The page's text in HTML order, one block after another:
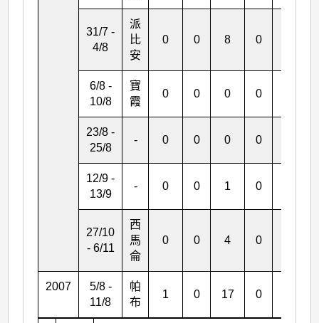
31/7 -
4/8
派
比
安
0 0 8 0
6/8 -
10/8
寶
霞
0 0 0 0
23/8 -
25/8
- 0 0 0 0
12/9 -
13/9
- 0 0 1 0
27/10
- 6/11
西
馬
侖
0 0 4 0
2007
5/8 -
11/8
帕
布
1 0 17 0